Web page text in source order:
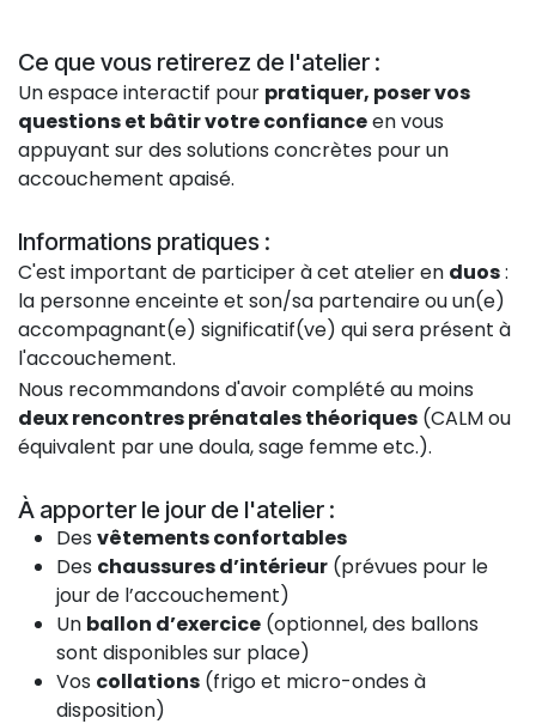
Ce que vous retirerez de l'atelier :
Un espace interactif pour pratiquer, poser vos
questions et bâtir votre confianceen vous
appuyant sur des solutions concrètes pour un
accouchement apaisé.
Informations pratiques :
C'est important de participer à cet atelier en duos:
la personne enceinte et son/sa partenaire ou un(e)
accompagnant(e) significatif(ve) qui sera présent à
l'accouchement.
Nous recommandons d'avoir complété au moins
deux rencontres prénatales théoriques (CALM ou
équivalent par une doula, sage femme etc.).
À apporter le jour de l'atelier :
Des vêtements confortables
Des chaussures d’intérieur (prévues pour le
jour de l’accouchement)
Un ballon d’exercice (optionnel, des ballons
sont disponibles sur place)
Vos collations (frigo et micro-ondes à
disposition)